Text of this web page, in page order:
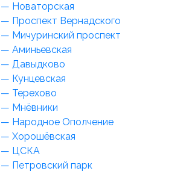
— Новаторская
— Проспект Вернадского
— Мичуринский проспект
Аминьевская
— Давыдково
Кунцевская
— Терехово
— Мнёвники
— Народное Ополчение
— Хорошёвская
— ЦСКА
— Петровский парк